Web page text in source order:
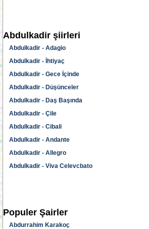
Abdulkadir şiirleri
Abdulkadir - Adagio
Abdulkadir - İhtiyaç
Abdulkadir - Gece İçinde
Abdulkadir - Düşünceler
Abdulkadir - Daş Başında
Abdulkadir - Çile
Abdulkadir - Cibali
Abdulkadir - Andante
Abdulkadir - Allegro
Abdulkadir - Viva Celevcbato
Populer Şairler
Abdurrahim Karakoç